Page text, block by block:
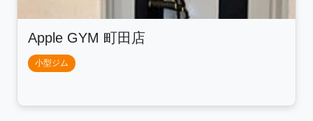
Apple GYM 町田店
小型ジム